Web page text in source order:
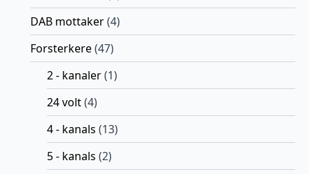
DAB mottaker(4)
Forsterkere(47)
2 - kanaler(1)
24 volt(4)
4 - kanals (13)
5 - kanals (2)